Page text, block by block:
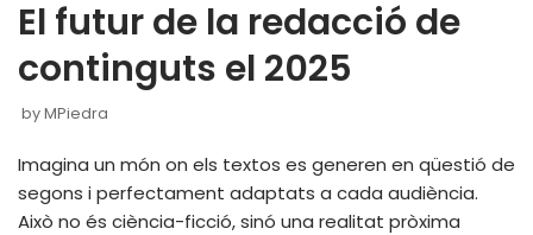
El futur de la redacció de
continguts el 2025
byMPiedra
Imagina un món on els textos es generen en qüestió de
segons i perfectament adaptats a cada audiència.
Això no és ciència-ficció, sinó una realitat pròxima